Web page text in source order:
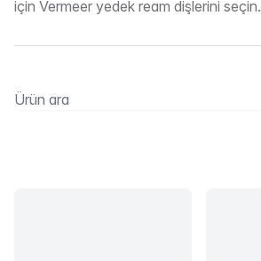
için Vermeer yedek ream dişlerini seçin.